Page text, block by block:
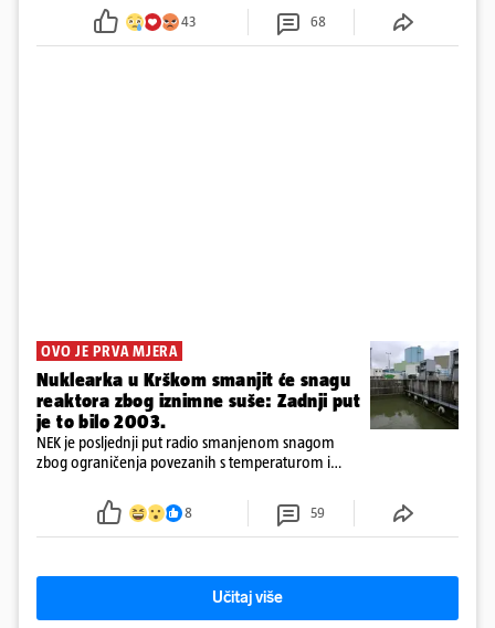
tamošnji liječnici ne vjeruju u oporavak: 'Imamo
43 68
OVO JE PRVA MJERA
Nuklearka u Krškom smanjit će snagu
reaktora zbog iznimne suše: Zadnji put
je to bilo 2003.
NEK je posljednji put radio smanjenom snagom
zbog ograničenja povezanih s temperaturom i
smanjenje snage bilo potrebno više od 90 dana.
8 59
Učitaj više